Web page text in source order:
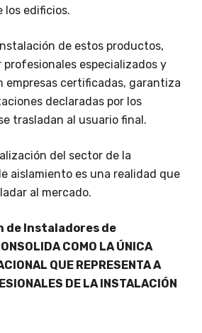
los edificios.
de estos productos,
profesionales especializados y
empresas certificadas, garantiza
declaradas por los
trasladan al usuario final.
del sector de la
aislamiento es una realidad que
al mercado.
de Instaladores de
COMO LA ÚNICA
QUE REPRESENTA A
DE LA INSTALACIÓN